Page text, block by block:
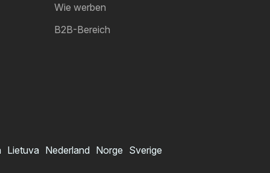
Wie werben
B2B-Bereich
Lietuva Nederland Norge Sverige